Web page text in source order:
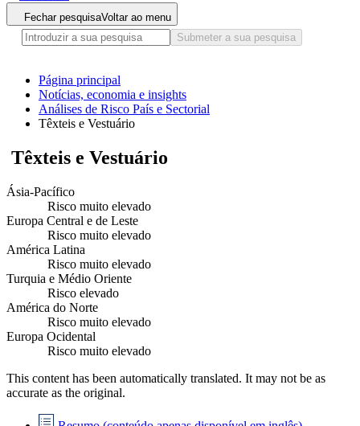
Fechar pesquisaVoltar ao menu
Submeter a sua pesquisa
Página principal
Notícias, economia e insights
Análises de Risco País e Sectorial
Têxteis e Vestuário
Têxteis e Vestuário
Ásia-Pacífico
Risco muito elevado
Europa Central e de Leste
Risco muito elevado
América Latina
Risco muito elevado
Turquia e Médio Oriente
Risco elevado
América do Norte
Risco muito elevado
Europa Ocidental
Risco muito elevado
This content has been automatically translated. It may not be as
accurate as the original.